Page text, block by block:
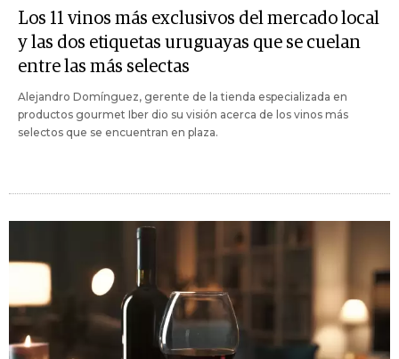
Los 11 vinos más exclusivos del mercado local
y las dos etiquetas uruguayas que se cuelan
entre las más selectas
Alejandro Domínguez, gerente de la tienda especializada en
productos gourmet Iber dio su visión acerca de los vinos más
selectos que se encuentran en plaza.